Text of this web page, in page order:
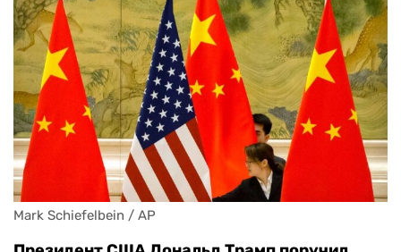
Mark Schiefelbein / AP